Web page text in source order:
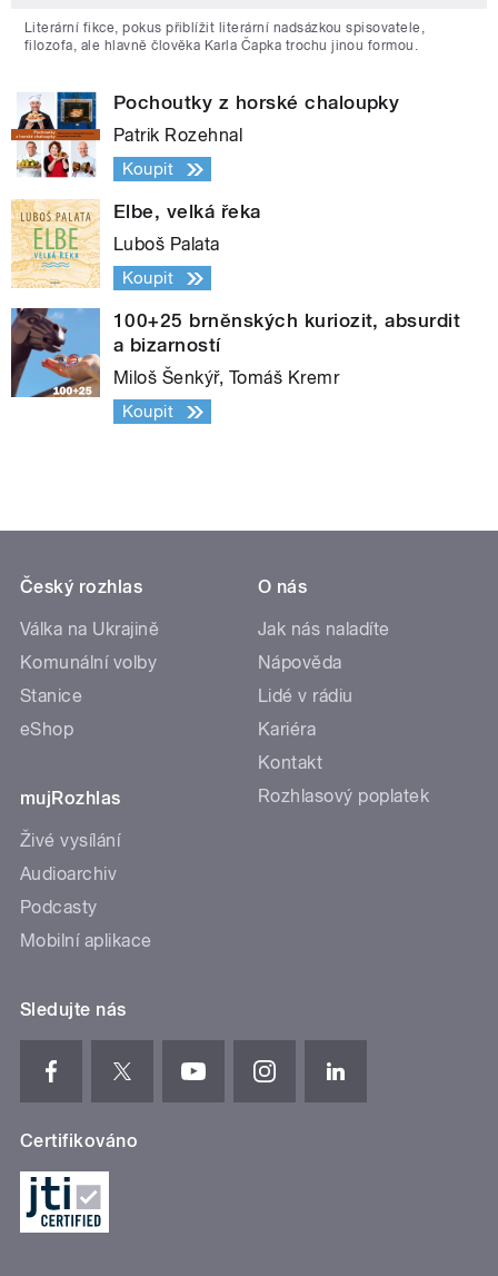
Literární fikce, pokus přiblížit literární nadsázkou spisovatele,
filozofa, ale hlavně člověka Karla Čapka trochu jinou formou.
Pochoutky z horské chaloupky
Patrik Rozehnal
Koupit
Elbe, velká řeka
Luboš Palata
Koupit
100+25 brněnských kuriozit, absurdit
a bizarností
Miloš Šenkýř, Tomáš Kremr
Koupit
Český rozhlas
Válka na Ukrajině
Komunální volby
Stanice
eShop
mujRozhlas
Živé vysílání
Audioarchiv
Podcasty
Mobilní aplikace
O nás
Jak nás naladíte
Nápověda
Lidé v rádiu
Kariéra
Kontakt
Rozhlasový poplatek
Sledujte nás
Certifikováno